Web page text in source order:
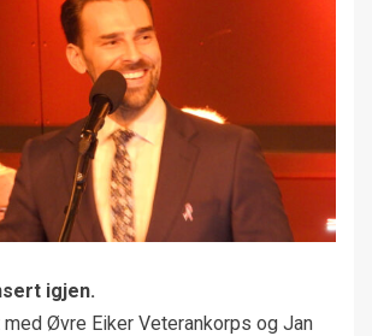
igjen.
Øvre Eiker Veterankorps og Jan